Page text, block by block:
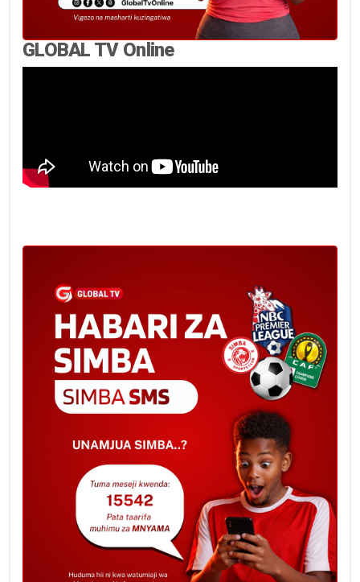
GLOBAL TV Online